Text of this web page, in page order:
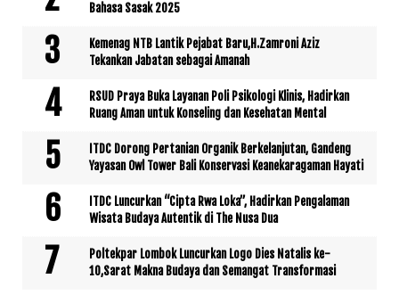
Bahasa Sasak 2025
Kemenag NTB Lantik Pejabat Baru,H.Zamroni Aziz
Tekankan Jabatan sebagai Amanah
RSUD Praya Buka Layanan Poli Psikologi Klinis, Hadirkan
Ruang Aman untuk Konseling dan Kesehatan Mental
ITDC Dorong Pertanian Organik Berkelanjutan, Gandeng
Yayasan Owl Tower Bali Konservasi Keanekaragaman Hayati
ITDC Luncurkan “Cipta Rwa Loka”, Hadirkan Pengalaman
Wisata Budaya Autentik di The Nusa Dua
Poltekpar Lombok Luncurkan Logo Dies Natalis ke-
10,Sarat Makna Budaya dan Semangat Transformasi